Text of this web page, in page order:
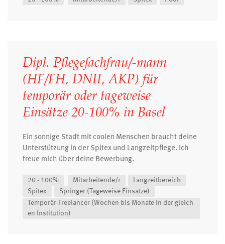
Dipl. Pflegefachfrau/-mann
(HF/FH, DNII, AKP) für
temporär oder tageweise
Einsätze 20-100% in Basel
Ein sonnige Stadt mit coolen Menschen braucht deine
Unterstützung in der Spitex und Langzeitpflege. Ich
freue mich über deine Bewerbung.
20 - 100% Mitarbeitende/r
Langzeitbereich
Spitex
Springer (Tageweise Einsätze)
Temporär-Freelancer (Wochen bis Monate in der gleich
en Institution)